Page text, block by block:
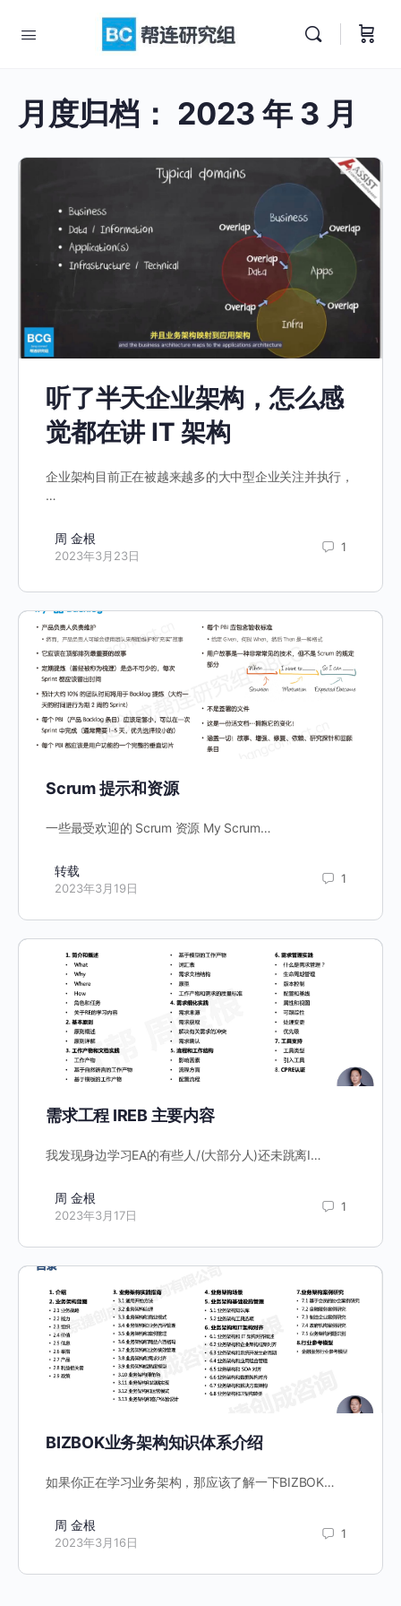
月度归档： 2023 年 3 月
听了半天企业架构，怎么感
觉都在讲 IT 架构
企业架构目前正在被越来越多的大中型企业关注并执行，
…
周 金根
2023年3月23日
1
Scrum 提示和资源
一些最受欢迎的 Scrum 资源 My Scrum…
转载
2023年3月19日
1
需求工程 IREB 主要内容
我发现身边学习EA的有些人/(大部分人)还未跳离I…
周 金根
2023年3月17日
1
BIZBOK业务架构知识体系介绍
如果你正在学习业务架构，那应该了解一下BIZBOK…
周 金根
2023年3月16日
1